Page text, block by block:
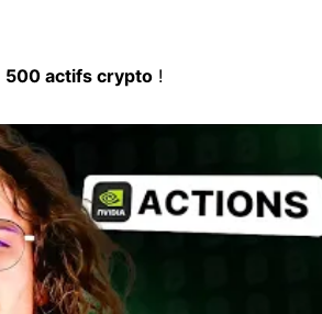
500 actifs crypto !